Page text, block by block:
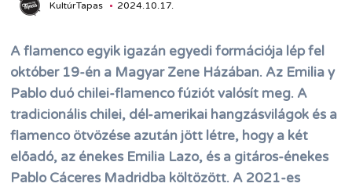
KultúrTapas 2024.10.17.
A flamenco egyik igazán egyedi formációja lép fel
október 19-én a Magyar Zene Házában. Az Emilia y
Pablo duó chilei-flamenco fúziót valósít meg. A
tradicionális chilei, dél-amerikai hangzásvilágok és a
flamenco ötvözése azután jött létre, hogy a két
előadó, az énekes Emilia Lazo, és a gitáros-énekes
Pablo Cáceres Madridba költözött. A 2021-es